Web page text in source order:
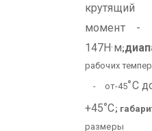
крутящий
момент -
147Н·м;
рабочих
- от-45°С
+45°С;
размеры